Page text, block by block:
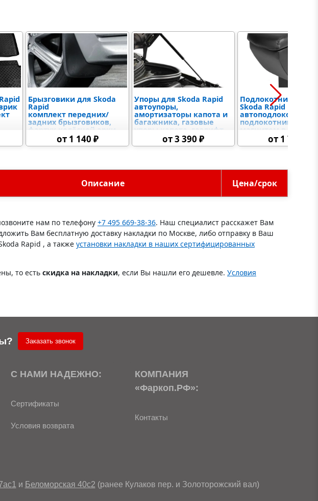
Брызговики для Skoda
Rapid
комплект передних/
задних брызговиков,
фартук колёсной арки,
локеры, увеличенные,
универсальные
от 1 140 ₽
Упоры для Skoda Rapid
автоупоры,
амортизаторы капота и
багажника, газовые
упоры капота, газлифт
капот автомобиля
от 3 390 ₽
Подлокотники для
Skoda Rapid
автоподлокотник,
подлокотник-бар с
магнитом в
подстаканник,
подлокотник
от 1 750 ₽
Описание Цена/срок
нам по телефону +7 495 669-38-36. Наш специалист расскажет Вам
Вам бесплатную доставку накладки по Москве, либо отправку в Ваш
Rapid , а также установки накладки в наших сертифицированных
то есть скидка на накладки, если Вы нашли его дешевле. Условия
Заказать звонок
С НАМИ НАДЕЖНО:
Сертификаты
Условия возврата
КОМПАНИЯ
«Фаркоп.РФ»:
Контакты
и Беломорская 40с2 (ранее Кулаков пер. и Золоторожский вал)